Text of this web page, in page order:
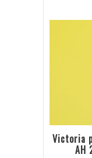
Victoria
AH